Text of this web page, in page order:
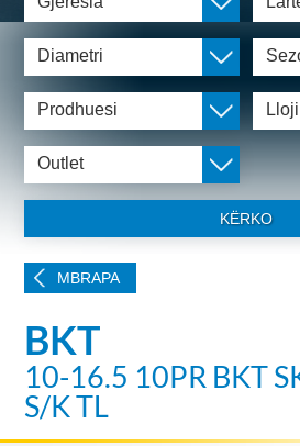
Diametri
Prodhuesi
Outlet
KËRKO
MBRAPA
BKT
10-16.5 10PR BKT
S/K TL